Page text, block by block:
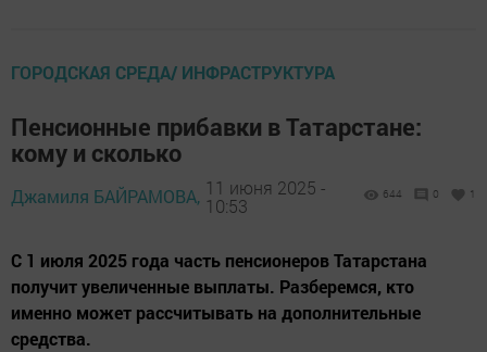
ГОРОДСКАЯ СРЕДА/ ИНФРАСТРУКТУРА
Пенсионные прибавки в Татарстане:
кому и сколько
Джамиля БАЙРАМОВА, 11 июня 2025 -
10:53
644 0 1
С 1 июля 2025 года часть пенсионеров Татарстана
получит увеличенные выплаты. Разберемся, кто
именно может рассчитывать на дополнительные
средства.